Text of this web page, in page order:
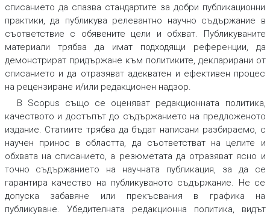
списанието да спазва стандартите за добри публикационни
практики, да публикува релевантно научно съдържание в
съответствие с обявените цели и обхват. Публикуваните
материали трябва да имат подходящи референции, да
демонстрират придържане към политиките, декларирани от
списанието и да отразяват адекватен и ефективен процес
на рецензиране и/или редакционен надзор.
В Scopus също се оценяват редакционната политика,
качеството и достъпът до съдържанието на предложеното
издание. Статиите трябва да бъдат написани разбираемо, с
научен принос в областта, да съответстват на целите и
обхвата на списанието, a резюметата да отразяват ясно и
точно съдържанието на научната публикация, за да се
гарантира качество на публикуваното съдържание. Не се
допуска забавяне или прекъсвания в графика на
публикуване. Убедителната редакционна политика, видът